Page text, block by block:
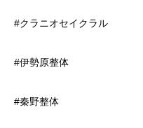
#クラニオセイクラル
#伊勢原整体
#秦野整体